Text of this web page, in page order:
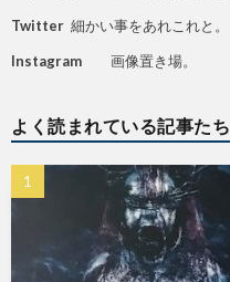
Twitter 細かい事をあれこれと。
Instagram 画像置き場。
よく読まれている記事たち